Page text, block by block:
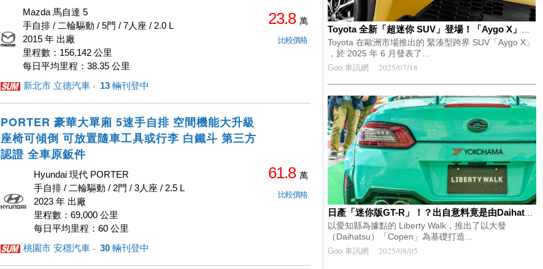
Mazda 馬自達 5
手自排 / 二輪驅動 / 5門 / 7人座 / 2.0 L
2015 年 出廠
里程數：156,142 公里
每日平均里程：38.35 公里
新北市 立德汽車 · ‎ 13 輛刊登中
23.8 萬
比較價格
PORTER 豪華大單廂 5速手自排 空間機能大升級
座椅可傾倒 可放置隨車工具或行李 白鐵斗 第三方
認證 全車原鈑件
Hyundai 現代 PORTER
手自排 / 二輪驅動 / 2門 / 3人座 / 2.5 L
2023 年 出廠
里程數：69,000 公里
每日平均里程：60 公里
桃園市 安穩汽車 · ‎ 30 輛刊登中
61.8 萬
比較價格
Toyota 全新「超迷你 SUV」登場！「Aygo X」歐規車型搭載嶄新外觀與強勁動力，首度推出「GR Sport」性能版，引發關注！
Toyota 在歐洲市場推出的 緊湊型跨界 SUV「Aygo X」
，於 2025 年 6 月發表了...
Goo 車訊網 2025/07/18
以愛知縣為據點的 Liberty Walk，推出了以大發
（Daihatsu）「Copen」為基礎打造...
Goo 車訊網 2025/08/05